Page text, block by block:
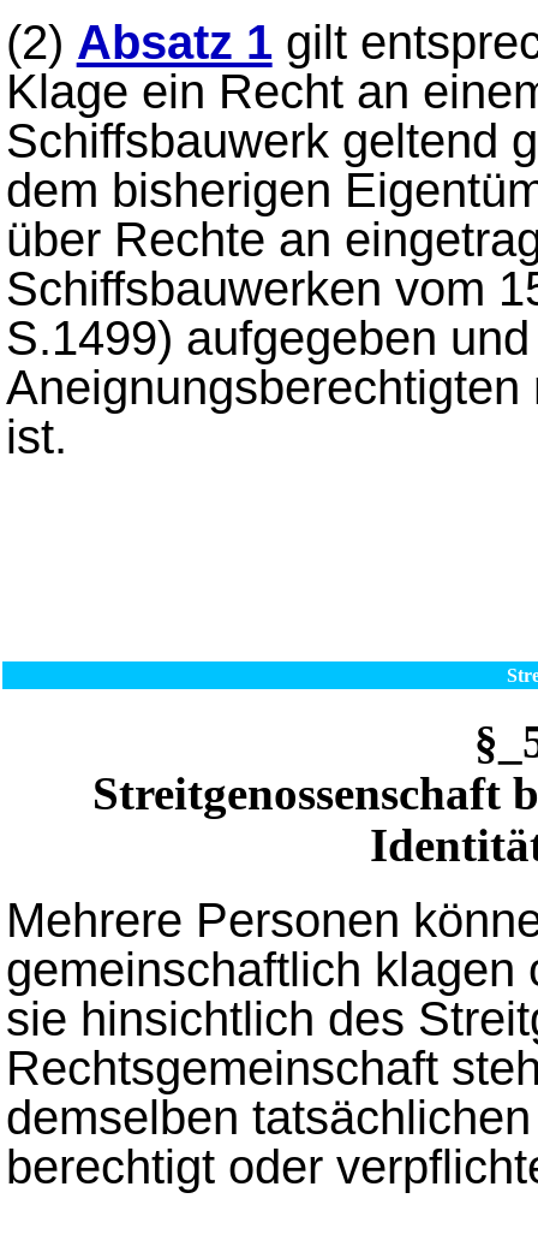
(2) Absatz 1gilt
Klage ein Recht an
Schiffsbauwerk geltend
dem bisherigen
über Rechte an
Schiffsbauwerken vom
S.1499) aufgegeben
ist.
Streitgenossenschaft
Mehrere Personen
gemeinschaftlich klagen
sie hinsichtlich des
Rechtsgemeinschaft
demselben
berechtigt oder